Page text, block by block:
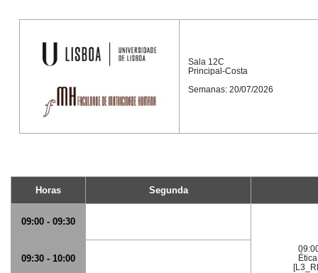
Sala 12C
Principal-Costa
Semanas: 20/07/2026
Horas Segunda
09:00 - 09:30
09:30 - 10:00